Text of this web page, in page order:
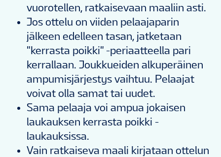
vuorotellen, ratkaisevaan maaliin asti.
Jos ottelu on viiden pelaajaparin
jälkeen edelleen tasan, jatketaan
"kerrasta poikki" -periaatteella pari
kerrallaan. Joukkueiden alkuperäinen
ampumisjärjestys vaihtuu. Pelaajat
voivat olla samat tai uudet.
Sama pelaaja voi ampua jokaisen
laukauksen kerrasta poikki -
laukauksissa.
Vain ratkaiseva maali kirjataan ottelun